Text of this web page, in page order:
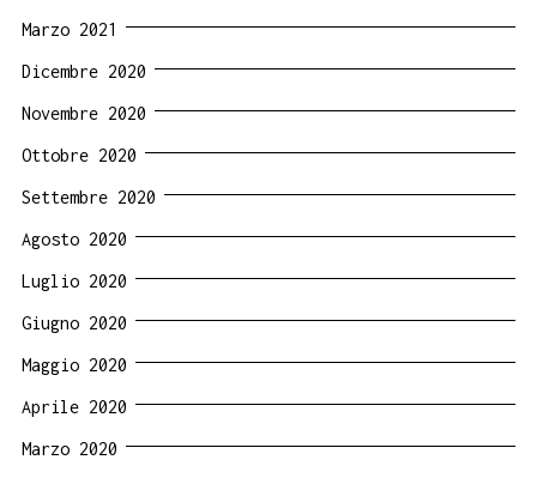
Marzo 2021
Dicembre 2020
Novembre 2020
Ottobre 2020
Settembre 2020
Agosto 2020
Luglio 2020
Giugno 2020
Maggio 2020
Aprile 2020
Marzo 2020